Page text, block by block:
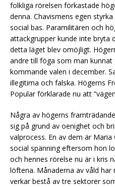
folkliga rörelsen förkastade
denna. Chavismens egen
social bas. Paramilitären och
attackgrupper kunde inte bryta
detta läget blev omöjligt.
andre till föga som man
kommande valen i december.
illegitima och falska. Högerns
Popular förklarade nu att
Några av högerns
sig på grund av oenighet och
valprocess. En av dem är
social spänning eftersom hon
och hennes rörelse nu är i kris
löftena. Månaderna av våld
verkar bestå av tre sektorer